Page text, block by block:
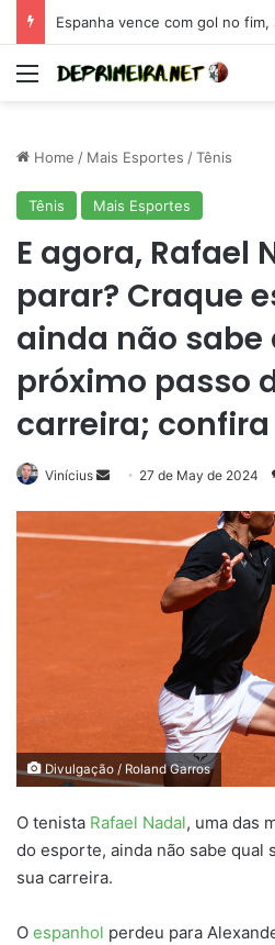
Menu
Home / Mais Esportes /Tênis
Tênis Mais Esportes
E agora, Rafael
parar? Craque
ainda não sabe
próximo passo
carreira; confira
Vinícius
Send 27 de May de 2024
Divulgação / Roland Garros
O tenista Rafael Nadal, uma das
do esporte, ainda não sabe qual
sua carreira.
O espanhol perdeu para